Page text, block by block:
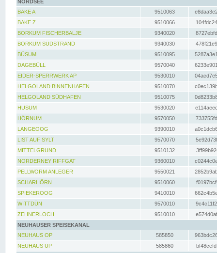
NORDSEE
BAKE A
9510063
BAKE Z
9510066
BORKUM FISCHERBALJE
9340020
BORKUM SÜDSTRAND
9340030
BÜSUM
9510095
DAGEBÜLL
9570040
EIDER-SPERRWERK AP
9530010
HELGOLAND BINNENHAFEN
9510070
HELGOLAND SÜDHAFEN
9510075
HUSUM
9530020
HÖRNUM
9570050
LANGEOOG
9390010
LIST AUF SYLT
9570070
MITTELGRUND
9510132
NORDERNEY RIFFGAT
9360010
PELLWORM ANLEGER
9550021
SCHARHÖRN
9510060
SPIEKEROOG
9410010
WITTDÜN
9570010
ZEHNERLOCH
9510010
NEUHAUSER SPEISEKANAL
NEUHAUS OP
585850
NEUHAUS UP
585860